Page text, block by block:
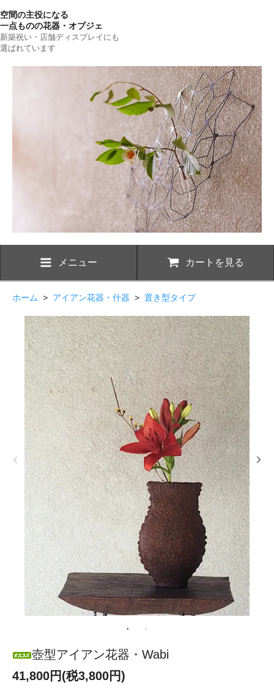
空間の主役になる
一点ものの花器・オブジェ
新築祝い・店舗ディスプレイにも
選ばれています
メニュー カートを見る
ホーム > アイアン花器・什器 > 置き型タイプ
壺型アイアン花器・Wabi
41,800円(税3,800円)